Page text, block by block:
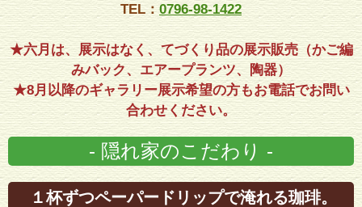
TEL：0796-98-1422
★六月は、展示はなく、てづくり品の展示販売（かご編
みバック、エアープランツ、陶器）
★8月以降のギャラリー展示希望の方もお電話でお問い
合わせください。
- 隠れ家のこだわり -
１杯ずつペーパードリップで淹れる珈琲。